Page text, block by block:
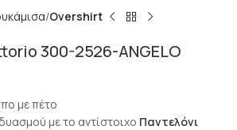
Overshirt
300-2526-ANGELO
με πέτο
με το αντίστοιχο Παντελόνι